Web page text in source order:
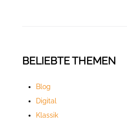
BELIEBTE THEMEN
Blog
Digital
Klassik